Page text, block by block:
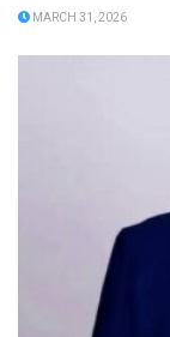
MARCH 31, 2026